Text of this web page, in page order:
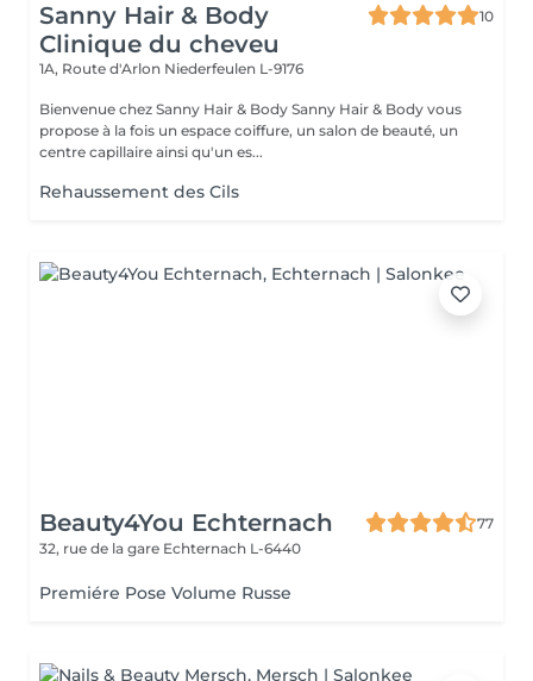
Sanny Hair & Body
Clinique du cheveu
10
1A, Route d'Arlon Niederfeulen L-9176
Bienvenue chez Sanny Hair & Body Sanny Hair & Body vous
propose à la fois un espace coiffure, un salon de beauté, un
centre capillaire ainsi qu'un es...
Rehaussement des Cils
Beauty4You Echternach
77
32, rue de la gare Echternach L-6440
Premiére Pose Volume Russe